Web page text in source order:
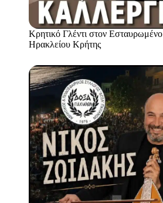
Κρητικό Γλέντι στον Εσταυρωμένο
Ηρακλείου Κρήτης